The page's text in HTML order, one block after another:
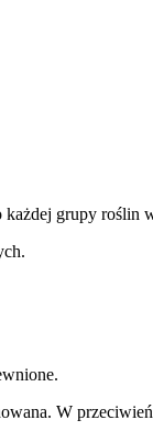
grupy roślin
W